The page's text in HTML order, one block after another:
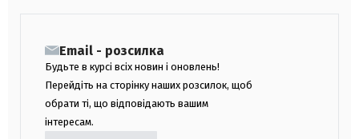
Email - розсилка
Будьте в курсі всіх новин і оновлень!
Перейдіть на сторінку наших розсилок, щоб
обрати ті, що відповідають вашим
інтересам.